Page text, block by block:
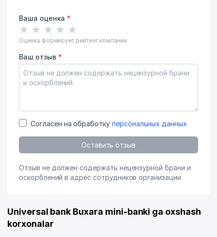
Ваша оценка *
★ ★ ★ ★ ★
Оценка формирует рейтинг компании
Ваш отзыв *
Согласен на обработку персональных данных
Оставить отзыв
Отзыв не должен содержать нецензурной брани и
оскорблений в адрес сотрудников организации
Universal bank Buxara mini-banki ga oxshash
korxonalar